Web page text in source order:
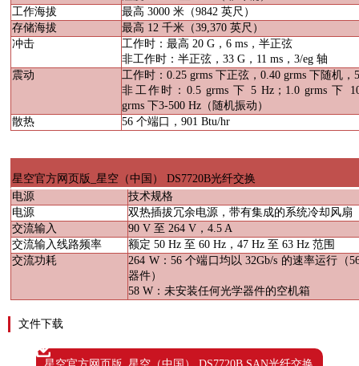
工作海拔
最高 3000米（9842英尺）
存储海拔
最高 12千米（39,370英尺）
冲击
工作时：最高 20 G ，6 ms ，半正弦
非工作时：半正弦，33 G ， 11 ms ，3/eg轴
震动
工作时：0.25 grms下正弦，0.40 grms下随机，
非工作时： 0.5 grms 下 5 Hz ； 1.0 grms下
grms下3-500 Hz （随机振动）
散热
56个端口，901 Btu/hr
星空官方网页版_星空（中国） DS7720B光纤交换
电源
技术规格
电源
双热插拔冗余电源，带有集成的系统冷却风扇
交流输入
90 V 至 264 V ，4.5 A
交流输入线路频率
额定 50 Hz 至 60 Hz ，47 Hz 至 63 Hz范围
交流功耗
264 W：56个端口均以 32Gb/s 的速率运行（
器件）
58 W ：未安装任何光学器件的空机箱
文件下载